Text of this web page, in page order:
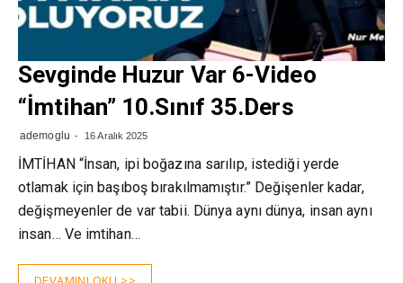
Sevginde Huzur Var 6-Video
“İmtihan” 10.Sınıf 35.Ders
ademoglu 16 Aralık 2025
İMTİHAN “İnsan, ipi boğazına sarılıp, istediği yerde
otlamak için başıboş bırakılmamıştır.” Değişenler kadar,
değişmeyenler de var tabii. Dünya aynı dünya, insan aynı
insan… Ve imtihan…